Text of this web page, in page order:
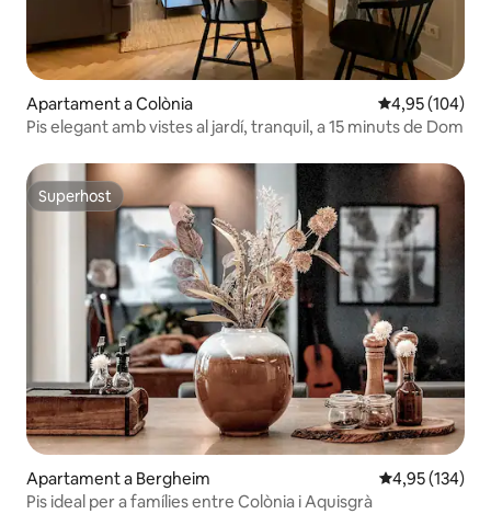
Apartament a Colònia 4,95 de
4,95 (104)
Pis elegant amb vistes al jardí, tranquil, a 15 minuts de Dom
Superhost
Superhost
Apartament a Bergheim 4,95 de
4,95 (134)
Pis ideal per a famílies entre Colònia i Aquisgrà